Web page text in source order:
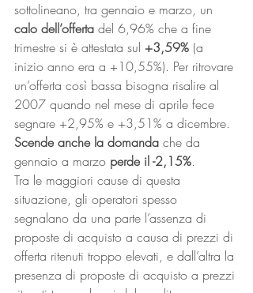
sottolineano, tra gennaio e marzo, un
calo dell’offerta del 6,96% che a fine
trimestre si è attestata sul +3,59% (a
inizio anno era a +10,55%). Per ritrovare
un’offerta così bassa bisogna risalire al
2007 quando nel mese di aprile fece
segnare +2,95% e +3,51% a dicembre.
Scende anche la domanda che da
gennaio a marzo perde il -2,15%.
Tra le maggiori cause di questa
situazione, gli operatori spesso
segnalano da una parte l’assenza di
proposte di acquisto a causa di prezzi di
offerta ritenuti troppo elevati, e dall’altra la
presenza di proposte di acquisto a prezzi